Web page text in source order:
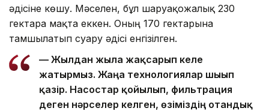
әдісіне көшу. Мәселен, бұл шаруақожалық 230
гектарға мақта еккен. Оның 170 гектарына
тамшылатып суару әдісі енгізілген.
— Жылдан жылға жақсарып келе
жатырмыз. Жаңа технологиялар шығып
қазір. Насостар қойылып, фильтрация
деген нәрселер келген, өзіміздің отандық